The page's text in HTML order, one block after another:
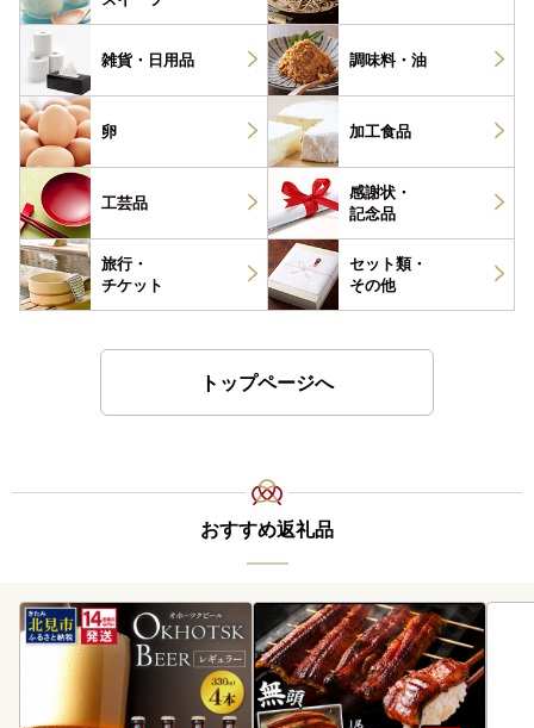
雑貨・ 日用品 調味料・ 油
卵 加工食品
工芸品
感謝状・
記念品
旅行・
チケット
セット類・
その他
トップページへ
おすすめ返礼品